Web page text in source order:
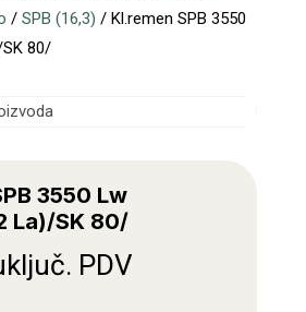
/ SPB (16,3) / Kl.remen SPB 3550
80/
3550 Lw
La)/SK 80/
PDV